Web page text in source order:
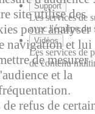
Support
Les services de
avec l'équipe du
Vidéos
Les services de
de contenu
site utilise des
pour analyser
navigation et lui
de mesurer
et la
de refus de